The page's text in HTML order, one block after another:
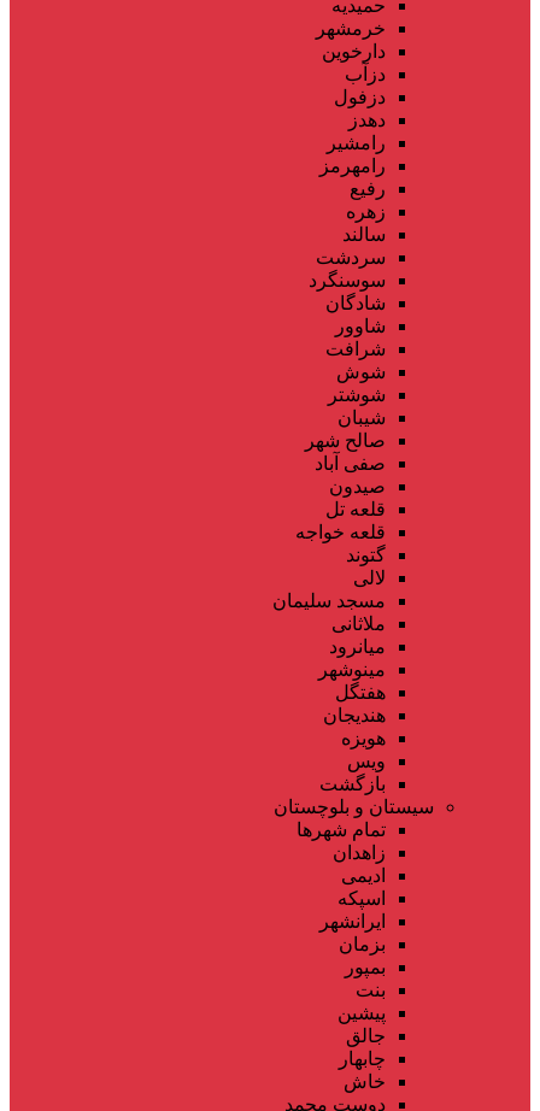
حمیدیه
خرمشهر
دارخوین
دزآب
دزفول
دهدز
رامشیر
رامهرمز
رفیع
زهره
سالند
سردشت
سوسنگرد
شادگان
شاوور
شرافت
شوش
شوشتر
شیبان
صالح شهر
صفی آباد
صیدون
قلعه تل
قلعه خواجه
گتوند
لالی
مسجد سلیمان
ملاثانی
میانرود
مینوشهر
هفتگل
هندیجان
هویزه
ویس
بازگشت
سیستان و بلوچستان
تمام شهر‌ها
زاهدان
ادیمی
اسپکه
ایرانشهر
بزمان
بمپور
بنت
پیشین
جالق
چابهار
خاش
دوست محمد